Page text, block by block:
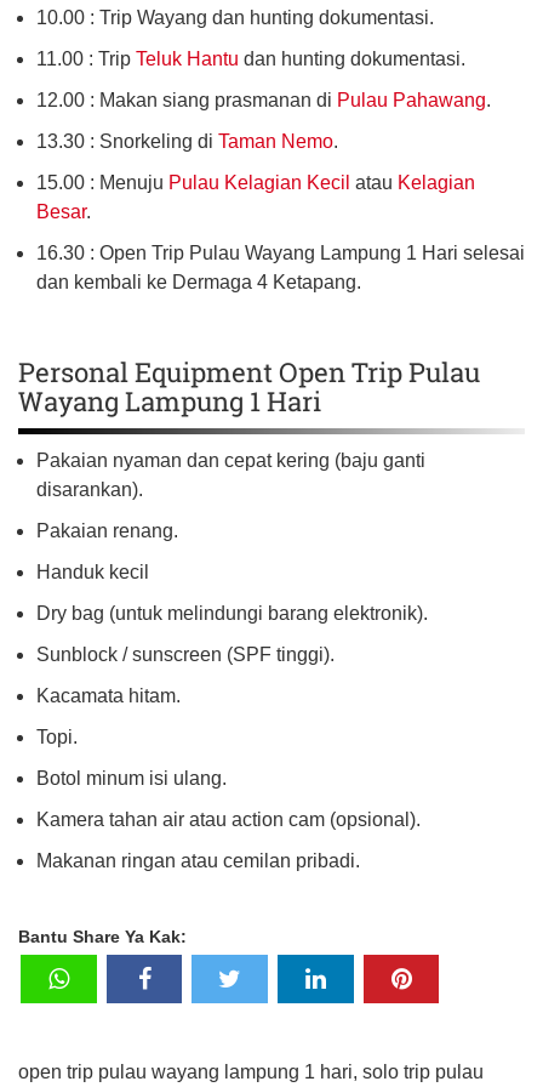
10.00 : Trip Wayang dan hunting dokumentasi.
11.00 : Trip Teluk Hantu dan hunting dokumentasi.
12.00 : Makan siang prasmanan di Pulau Pahawang.
13.30 : Snorkeling di Taman Nemo.
15.00 : Menuju Pulau Kelagian Kecil atau Kelagian
Besar.
16.30 : Open Trip Pulau Wayang Lampung 1 Hari selesai
dan kembali ke Dermaga 4 Ketapang.
Personal Equipment Open Trip Pulau
Wayang Lampung 1 Hari
Pakaian nyaman dan cepat kering (baju ganti
disarankan).
Pakaian renang.
Handuk kecil
Dry bag (untuk melindungi barang elektronik).
Sunblock / sunscreen (SPF tinggi).
Kacamata hitam.
Topi.
Botol minum isi ulang.
Kamera tahan air atau action cam (opsional).
Makanan ringan atau cemilan pribadi.
Bantu Share Ya Kak:
open trip pulau wayang lampung 1 hari, solo trip pulau